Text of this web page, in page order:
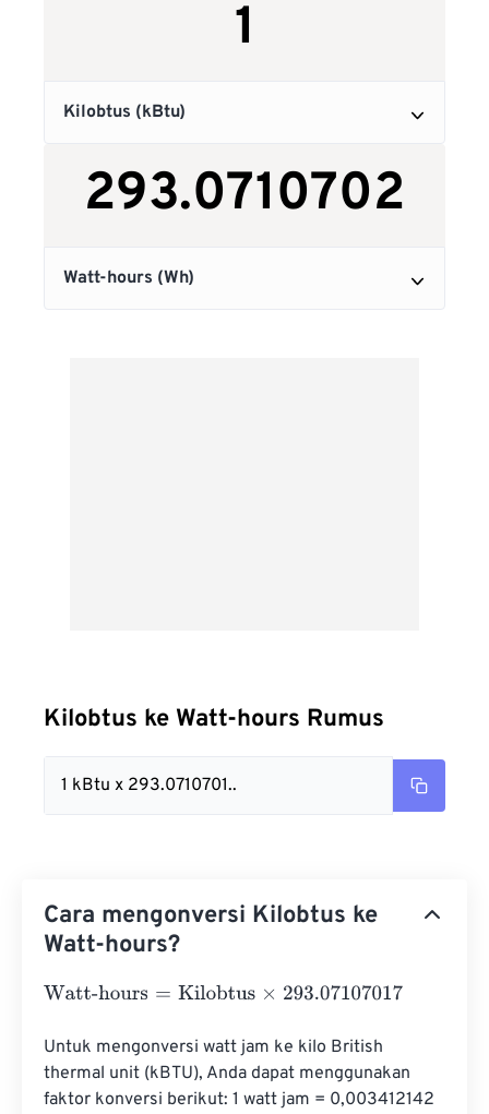
Kilobtus ke Watt-hours Rumus
1 kBtu x 293.0710701..
Cara mengonversi Kilobtus ke
Watt-hours?
Watt-hours=Kilobtus×293.07107017
Untuk mengonversi watt jam ke kilo British
thermal unit (kBTU), Anda dapat menggunakan
faktor konversi berikut: 1 watt jam = 0,003412142